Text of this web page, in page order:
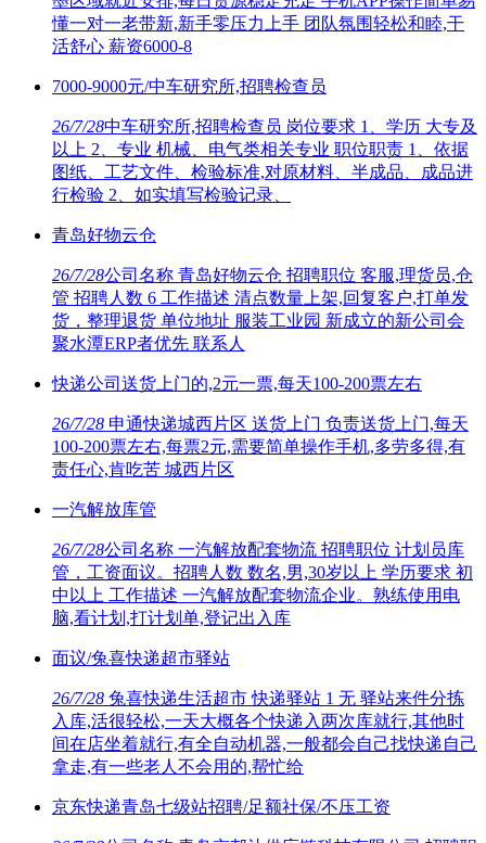
懂一对一老带新,新手零压力上手 团队氛围轻松和睦,干
活舒心 薪资6000-8
7000-9000元/中车研究所,招聘检查员
26/7/28中车研究所,招聘检查员 岗位要求 1、学历 大专及
以上 2、专业 机械、电气类相关专业 职位职责 1、依据
图纸、工艺文件、检验标准,对原材料、半成品、成品进
行检验 2、如实填写检验记录、
青岛好物云仓
26/7/28公司名称 青岛好物云仓 招聘职位 客服,理货员,仓
管 招聘人数 6 工作描述 清点数量上架,回复客户,打单发
货，整理退货 单位地址 服装工业园 新成立的新公司会
聚水潭ERP者优先 联系人
快递公司送货上门的,2元一票,每天100-200票左右
26/7/28 申通快递城西片区 送货上门 负责送货上门,每天
100-200票左右,每票2元,需要简单操作手机,多劳多得,有
责任心,肯吃苦 城西片区
一汽解放库管
26/7/28公司名称 一汽解放配套物流 招聘职位 计划员库
管，工资面议。招聘人数 数名,男,30岁以上 学历要求 初
中以上 工作描述 一汽解放配套物流企业。熟练使用电
脑,看计划,打计划单,登记出入库
面议/兔喜快递超市驿站
26/7/28 兔喜快递生活超市 快递驿站 1 无 驿站来件分拣
入库,活很轻松,一天大概各个快递入两次库就行,其他时
间在店坐着就行,有全自动机器,一般都会自己找快递自己
拿走,有一些老人不会用的,帮忙给
京东快递青岛七级站招聘/足额社保/不压工资